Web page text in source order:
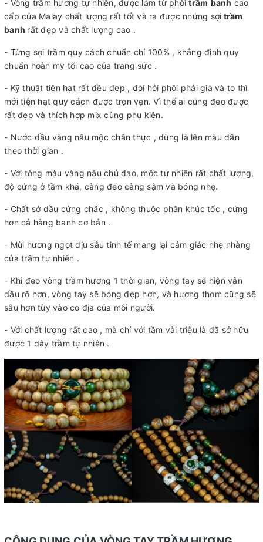
- Vòng trầm hương tự nhiên, được làm từ phôitrầm banh cao
cấp của Malay chất lượng rất tốt và ra được những sợi trầm
banh rất đẹp và chất lượng cao .
- Từng sợi trầm quy cách chuẩn chỉ 100% , khẳng định quy
chuẩn hoàn mỹ tối cao của trang sức .
- Kỹ thuật tiện hạt rất đều đẹp , đòi hỏi phôi phải già và to thì
mới tiện hạt quy cách được trọn vẹn. Vì thế ai cũng đeo được
rất đẹp và thích hợp mix cùng phụ kiện.
- Nước dầu vàng nâu mộc chân thực , dùng là lên màu dần
theo thời gian .
- Với tông màu vàng nâu chủ đạo, mộc tự nhiên rất chất lượng,
độ cứng ở tầm khá, càng đeo càng sậm và bóng nhẹ.
- Chất sớ dầu cứng chắc , không thuộc phân khúc tốc , cứng
hơn cả hàng banh cơ bản .
- Mùi hương ngọt dịu sâu tinh tế mang lại cảm giác nhẹ nhàng
của trầm tự nhiên .
- Khi đeo vòng trầm hương 1 thời gian, vòng tay sẽ hiện vân
dầu rõ hơn, vòng tay sẽ bóng đẹp hơn, và hương thơm cũng sẽ
sâu hơn tùy vào cơ địa của mỗi người.
- Với chất lượng rất cao , mà chỉ với tầm vài triệu là đã sở hữu
được 1 dây trầm tự nhiên .